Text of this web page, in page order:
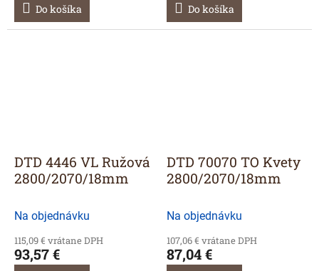
Do košíka Do košíka
DTD 4446 VL Ružová
2800/2070/18mm
Na objednávku
115,09 € vrátane DPH
93,57 €
DTD 70070 TO Kvety
2800/2070/18mm
Na objednávku
107,06 € vrátane DPH
87,04 €